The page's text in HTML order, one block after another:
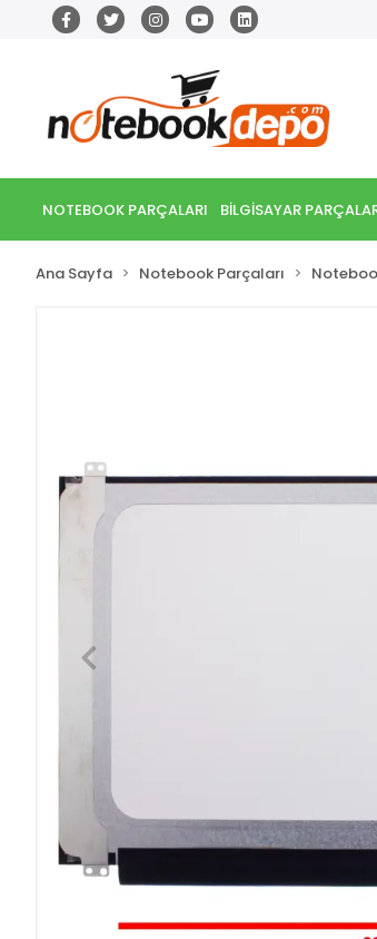
NOTEBOOK PARÇALARI BİLGİSAYAR
Ana Sayfa Notebook Parçaları